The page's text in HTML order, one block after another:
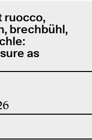
ruocco,
brechbühl,
as